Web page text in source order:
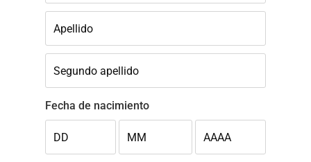
Apellido
Segundo apellido
Fecha de nacimiento
DD MM AAAA